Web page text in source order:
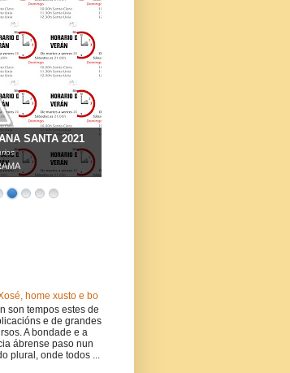
SANTA 2021
home xusto e bo
son tempos estes de
e de grandes
A bondade e a
ábrense paso nun
plural, onde todos ...